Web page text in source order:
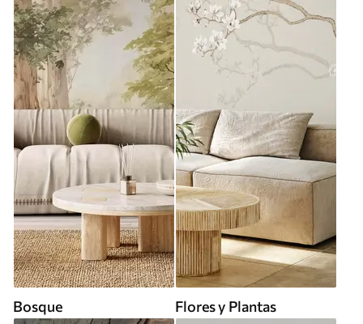
Bosque Flores y Plantas